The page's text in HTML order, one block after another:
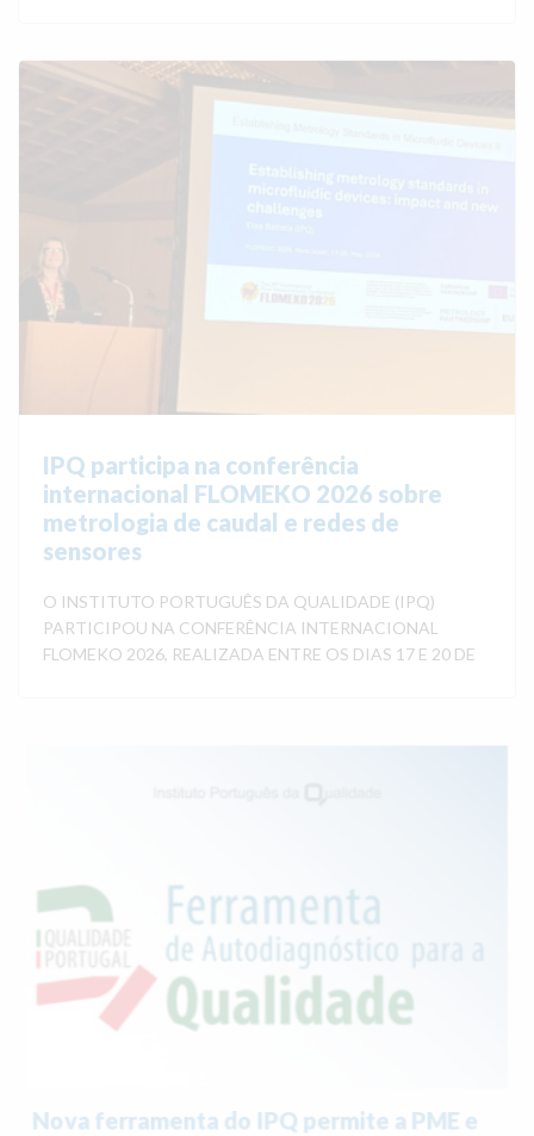
IPQ participa na conferência
internacional FLOMEKO 2026 sobre
metrologia de caudal e redes de
sensores
O INSTITUTO PORTUGUÊS DA QUALIDADE (IPQ)
PARTICIPOU NA CONFERÊNCIA INTERNACIONAL
FLOMEKO 2026, REALIZADA ENTRE OS DIAS 17 E 20 DE
Nova ferramenta do IPQ permite a PME e